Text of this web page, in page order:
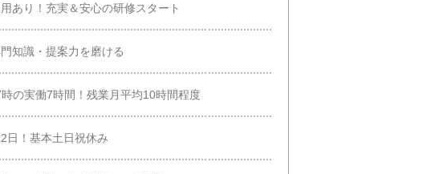
あり！充実＆安心の研修スタート
知識・提案力を磨ける
の実働7時間！残業月平均10時間程度
日！基本土日祝休み